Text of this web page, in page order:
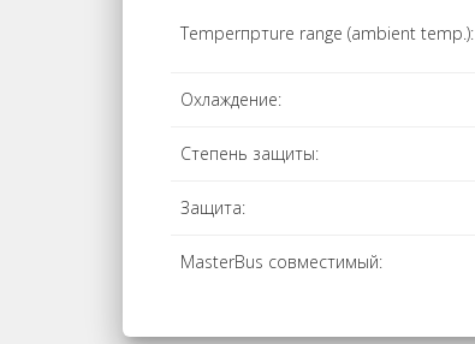
Temperпртure range (ambient temp.):
Охлаждение:
Степень защиты:
Защита:
MasterBus совместимый: